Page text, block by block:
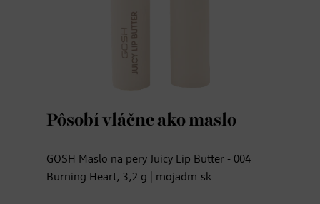
Pôsobí vláčne ako maslo
GOSH Maslo na pery Juicy Lip Butter - 004
Burning Heart, 3,2 g | mojadm.sk